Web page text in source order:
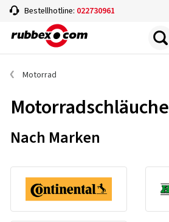
Bestellhotline: 022730961
Motorrad
Motorradschläuche
Nach Marken